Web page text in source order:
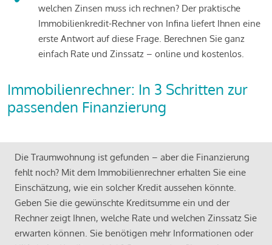
welchen Zinsen muss ich rechnen? Der praktische
Immobilienkredit-Rechner von Infina liefert Ihnen eine
erste Antwort auf diese Frage. Berechnen Sie ganz
einfach Rate und Zinssatz – online und kostenlos.
Immobilienrechner: In 3 Schritten zur
passenden Finanzierung
Die Traumwohnung ist gefunden – aber die Finanzierung
fehlt noch? Mit dem Immobilienrechner erhalten Sie eine
Einschätzung, wie ein solcher Kredit aussehen könnte.
Geben Sie die gewünschte Kreditsumme ein und der
Rechner zeigt Ihnen, welche Rate und welchen Zinssatz Sie
erwarten können. Sie benötigen mehr Informationen oder